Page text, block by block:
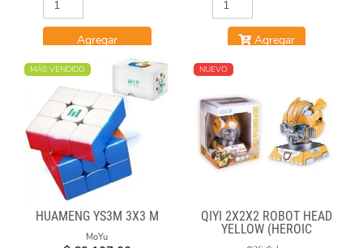
Agregar Agregar
MÁS VENDIDO
HUAMENG YS3M 3X3 M
MoYu
NUEVO
QIYI 2X2X2 ROBOT HEAD
YELLOW (HEROIC
LEADER)